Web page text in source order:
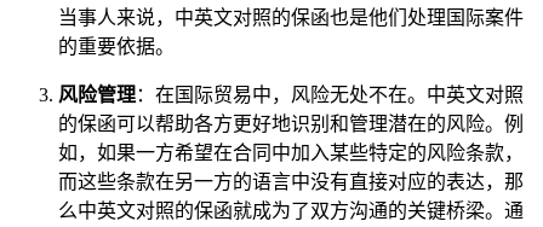
当事人来说，中英文对照的保函也是他们处理国际案件
的重要依据。
风险管理：在国际贸易中，风险无处不在。中英文对照
的保函可以帮助各方更好地识别和管理潜在的风险。例
如，如果一方希望在合同中加入某些特定的风险条款，
而这些条款在另一方的语言中没有直接对应的表达，那
么中英文对照的保函就成为了双方沟通的关键桥梁。通